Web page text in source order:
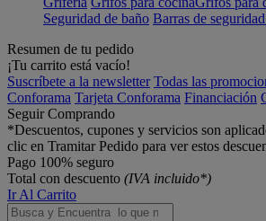
Seguridad de baño Barras de
Resumen de tu pedido
¡Tu carrito está vacío!
Suscríbete a la newsletter Todas las
Conforama Tarjeta Conforama Financiación
Seguir Comprando
*Descuentos, cupones y servicios son
clic en Tramitar Pedido para ver estos
Pago 100% seguro
Total con descuento (IVA incluido*)
Ir Al Carrito